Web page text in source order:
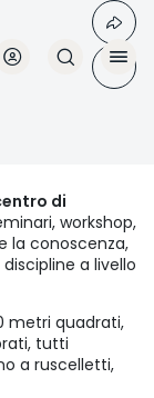
di
workshop,
la conoscenza,
a livello
metri quadrati,
tutti
a ruscelletti,